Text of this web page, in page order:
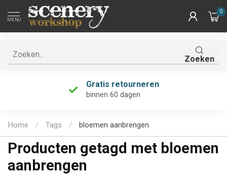
MENU
0
Zoeken
Gratis retourneren
binnen 60 dagen
Home / Tags / bloemen aanbrengen
Producten getagd met bloemen
aanbrengen